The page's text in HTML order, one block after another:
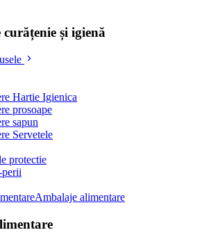
curățenie și igienă
Hartie Igienica
prosoape
sapun
Servetele
protectie
Ambalaje alimentare